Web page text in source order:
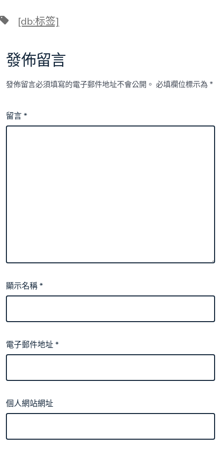
標 [db:标签]
發佈留言
發佈留言必須填寫的電子郵件地址不會公開。 必填欄位標示為*
留言*
顯示名稱*
電子郵件地址*
個人網站網址